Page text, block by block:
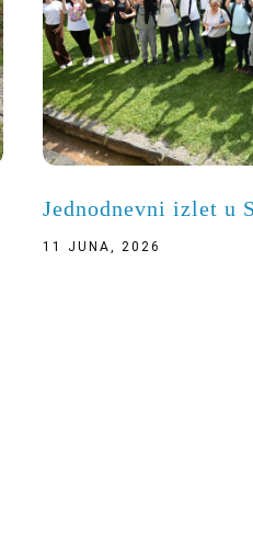
Jednodnevni izlet u
11 JUNA, 2026